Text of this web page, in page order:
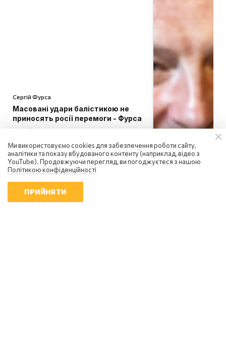
Сергій Фурса
Масовані удари балістикою не
приносять росії перемоги - Фурса
20:10 | 5.08.2026
Ми використовуємо cookies для забезпечення роботи сайту,
аналітики та показу вбудованого контенту (наприклад, відео з
YouTube). Продовжуючи перегляд, ви погоджуєтеся з нашою
Політикою конфіденційності
ПРИЙНЯТИ